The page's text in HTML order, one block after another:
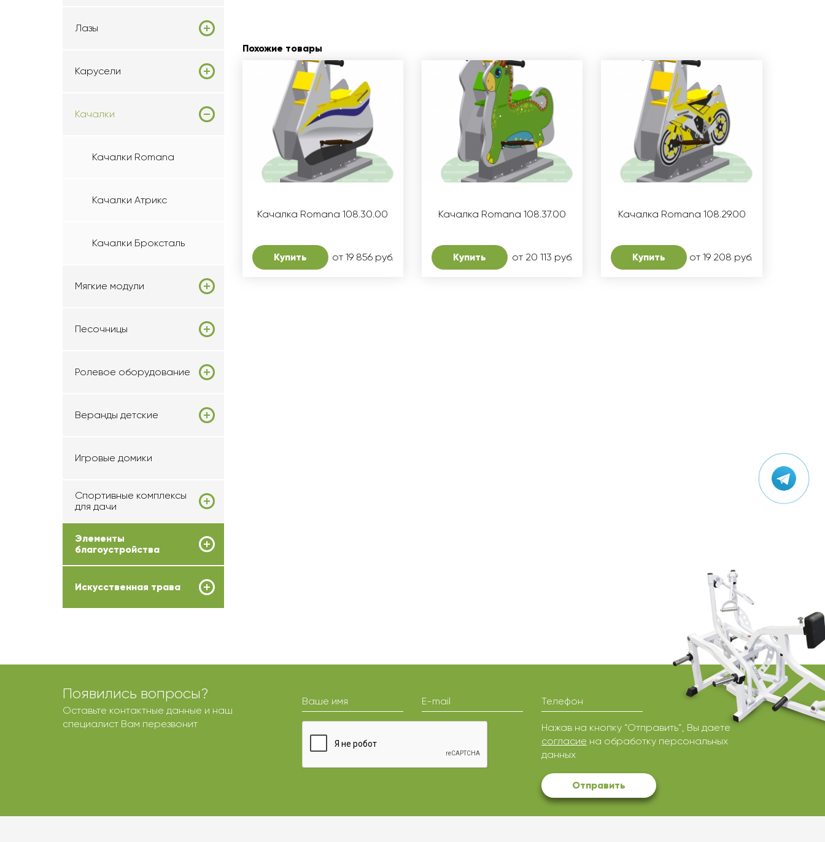
Лазы
Карусели
Качалки
Качалки Romana
Качалки Атрикс
Качалки Броксталь
Мягкие модули
Песочницы
Ролевое оборудование
Веранды детские
Игровые домики
Спортивные комплексы
для дачи
Элементы
благоустройства
Искусственная трава
Похожие товары
Качалка Romana 108.30.00
Купить от 19 856 руб.
Качалка Romana 108.37.00
Купить от 20 113 руб.
Качалка Romana 108.29.00
Купить от 19 208 руб.
Появились вопросы?
Оставьте контактные данные и наш
специалист Вам перезвонит
Ваше имя E-mail Телефон
Нажав на кнопку “Отправить”, Вы даете
согласие на обработку персональных
данных
Отправить